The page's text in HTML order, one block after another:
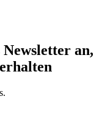
an,